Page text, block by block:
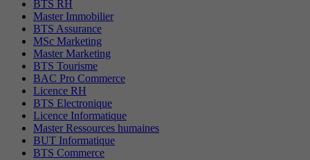
BTS RH
Master Immobilier
BTS Assurance
MSc Marketing
Master Marketing
BTS Tourisme
BAC Pro Commerce
Licence RH
BTS Electronique
Licence Informatique
Master Ressources humaines
BUT Informatique
BTS Commerce